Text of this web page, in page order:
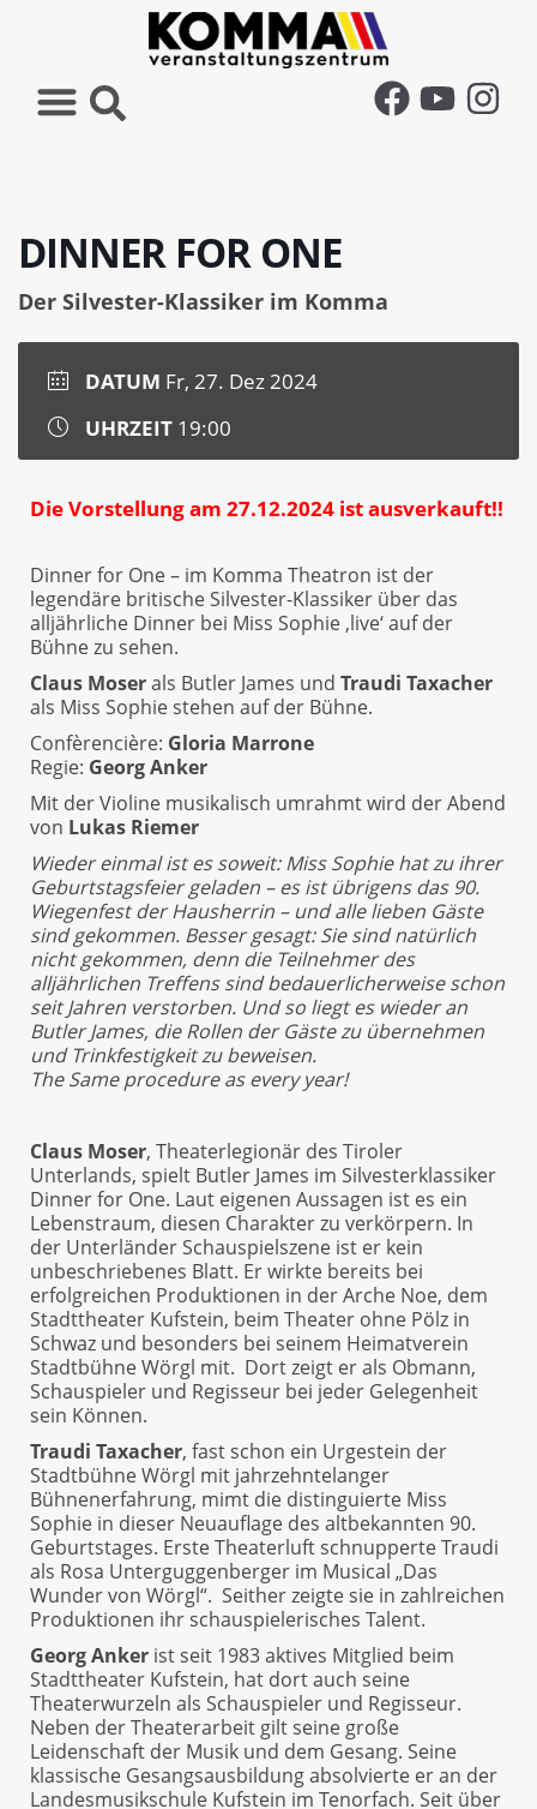
DINNER FOR ONE
Der Silvester-Klassiker im Komma
DATUM Fr, 27. Dez 2024
UHRZEIT 19:00
Die Vorstellung am 27.12.2024 ist ausverkauft!!
Dinner for One – im Komma Theatron ist der
legendäre britische Silvester-Klassiker über das
alljährliche Dinner bei Miss Sophie ‚live‘ auf der
Bühne zu sehen.
Claus Moserals Butler James und Traudi Taxacher
als Miss Sophie stehen auf der Bühne.
Confèrencière: Gloria Marrone
Regie: Georg Anker
Mit der Violine musikalisch umrahmt wird der Abend
von Lukas Riemer
Wieder einmal ist es soweit: Miss Sophie hat zu ihrer
Geburtstagsfeier geladen – es ist übrigens das 90.
Wiegenfest der Hausherrin – und alle lieben Gäste
sind gekommen. Besser gesagt: Sie sind natürlich
nicht gekommen, denn die Teilnehmer des
alljährlichen Treffens sind bedauerlicherweise schon
seit Jahren verstorben. Und so liegt es wieder an
Butler James, die Rollen der Gäste zu übernehmen
und Trinkfestigkeit zu beweisen.
The Same procedure as every year!
Claus Moser, Theaterlegionär des Tiroler
Unterlands, spielt Butler James im Silvesterklassiker
Dinner for One. Laut eigenen Aussagen ist es ein
Lebenstraum, diesen Charakter zu verkörpern. In
der Unterländer Schauspielszene ist er kein
unbeschriebenes Blatt. Er wirkte bereits bei
erfolgreichen Produktionen in der Arche Noe, dem
Stadttheater Kufstein, beim Theater ohne Pölz in
Schwaz und besonders bei seinem Heimatverein
Stadtbühne Wörgl mit. Dort zeigt er als Obmann,
Schauspieler und Regisseur bei jeder Gelegenheit
sein Können.
Traudi Taxacher, fast schon ein Urgestein der
Stadtbühne Wörgl mit jahrzehntelanger
Bühnenerfahrung, mimt die distinguierte Miss
Sophie in dieser Neuauflage des altbekannten 90.
Geburtstages. Erste Theaterluft schnupperte Traudi
als Rosa Unterguggenberger im Musical „Das
Wunder von Wörgl“. Seither zeigte sie in zahlreichen
Produktionen ihr schauspielerisches Talent.
Georg Anker ist seit 1983 aktives Mitglied beim
Stadttheater Kufstein, hat dort auch seine
Theaterwurzeln als Schauspieler und Regisseur.
Neben der Theaterarbeit gilt seine große
Leidenschaft der Musik und dem Gesang. Seine
klassische Gesangsausbildung absolvierte er an der
Landesmusikschule Kufstein im Tenorfach. Seit über